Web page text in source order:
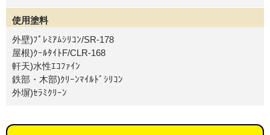
使用塗料
外壁)ﾌﾟﾚﾐｱﾑｼﾘｺﾝ/SR-178
屋根)ｸｰﾙﾀｲﾄF/CLR-168
軒天)水性ｴｺﾌｧｲﾝ
鉄部・木部)ｸﾘｰﾝﾏｲﾙﾄﾞｼﾘｺﾝ
外塀)ｾﾗﾐｸﾘｰﾝ